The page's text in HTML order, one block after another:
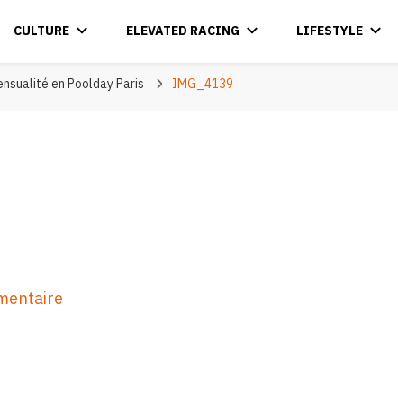
CULTURE ELEVATED RACING LIFESTYLE
en Poolday Paris IMG_4139